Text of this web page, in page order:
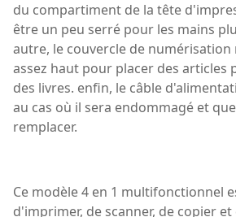
du compartiment de la tête
être un peu serré pour les mains
autre, le couvercle de numérisation
assez haut pour placer des articles
des livres. enfin, le câble
au cas où il sera endommagé et
remplacer.
Ce modèle 4 en 1 multifonctionnel
d'imprimer, de scanner, de copier et